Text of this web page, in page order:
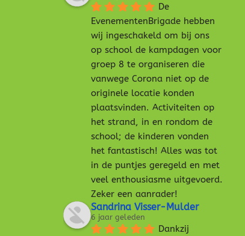
De
EvenementenBrigade hebben
wij ingeschakeld om bij ons
op school de kampdagen voor
groep 8 te organiseren die
vanwege Corona niet op de
originele locatie konden
plaatsvinden. Activiteiten op
het strand, in en rondom de
school; de kinderen vonden
het fantastisch! Alles was tot
in de puntjes geregeld en met
veel enthousiasme uitgevoerd.
Zeker een aanrader!
Sandrina Visser-Mulder
6 jaar geleden
Dankzij